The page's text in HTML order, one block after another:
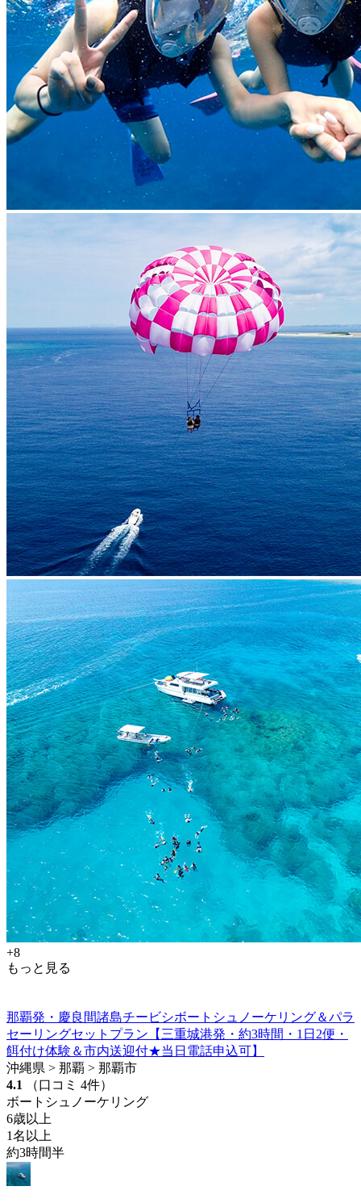
+8
もっと見る
那覇発・慶良間諸島チービシボートシュノーケリング＆パラ
セーリングセットプラン【三重城港発・約3時間・1日2便・
餌付け体験＆市内送迎付★当日電話申込可】
沖縄県 > 那覇 > 那覇市
4.1
（口コミ 4件）
ボートシュノーケリング
6歳以上
1名以上
約3時間半